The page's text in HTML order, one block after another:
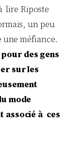
lire Riposte
un peu
une méfiance.
des gens
sur les
mode
associé à ces